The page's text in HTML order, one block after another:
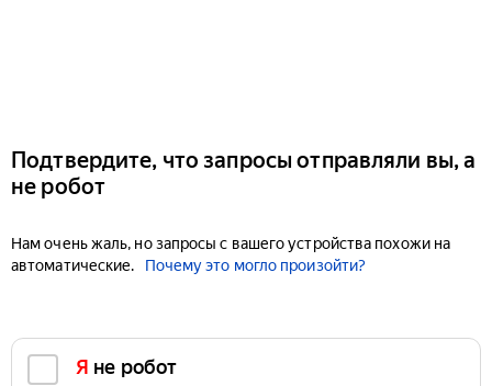
Подтвердите, что запросы отправляли вы, а
не робот
Нам очень жаль, но запросы с вашего устройства похожи на
автоматические.
Почему это могло произойти?
Я не робот